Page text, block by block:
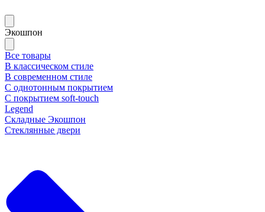
Экошпон
Все товары
В классическом стиле
В современном стиле
С однотонным покрытием
С покрытием soft-touch
Legend
Складные Экошпон
Стеклянные двери